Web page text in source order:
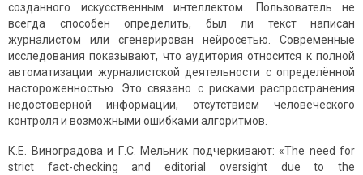
созданного искусственным интеллектом. Пользователь не
всегда способен определить, был ли текст написан
журналистом или сгенерирован нейросетью. Современные
исследования показывают, что аудитория относится к полной
автоматизации журналистской деятельности с определённой
настороженностью. Это связано с рисками распространения
недостоверной информации, отсутствием человеческого
контроля и возможными ошибками алгоритмов.
К.Е. Виноградова и Г.С. Мельник подчеркивают: «The need for
strict fact-checking and editorial oversight due to the